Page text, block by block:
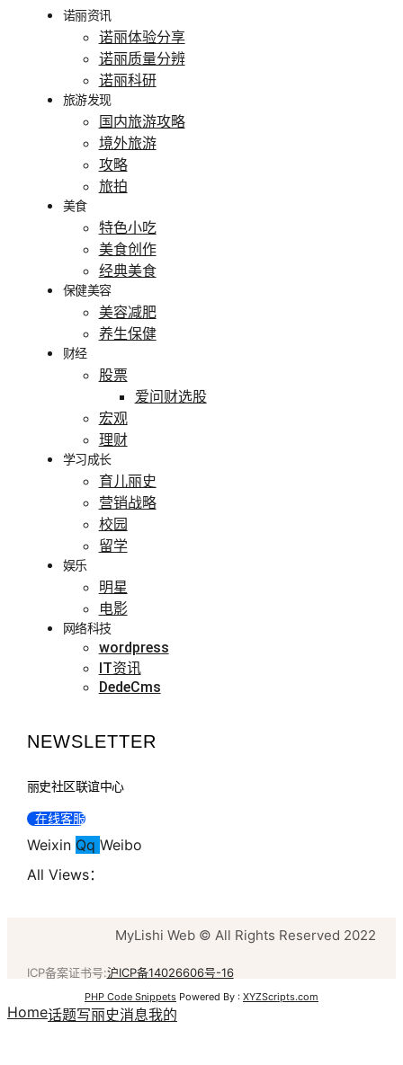
诺丽资讯
诺丽体验分享
诺丽质量分辨
诺丽科研
旅游发现
国内旅游攻略
境外旅游
攻略
旅拍
美食
特色小吃
美食创作
经典美食
保健美容
美容减肥
养生保健
财经
股票
爱问财选股
宏观
理财
学习成长
育儿丽史
营销战略
校园
留学
娱乐
明星
电影
网络科技
wordpress
IT资讯
DedeCms
NEWSLETTER
丽史社区联谊中心
在线客服
Weixin Qq Weibo
All Views：
MyLishi Web © All Rights Reserved 2022
ICP备案证书号:沪ICP备14026606号-16
PHP Code Snippets Powered By : XYZScripts.com
Home话题写丽史消息我的